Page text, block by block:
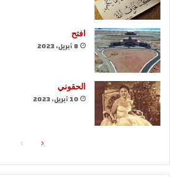
افتح
8 أبريل، 2023
الحقوني
10 أبريل، 2023
الصفحةالصفحة